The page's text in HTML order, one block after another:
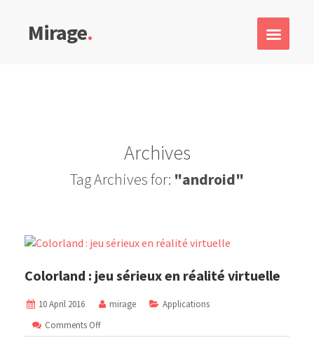
Mirage.
Archives
Tag Archives for: "android"
Colorland : jeu sérieux en réalité virtuelle
10 April 2016 mirage
Applications
Comments Offon
Colorland